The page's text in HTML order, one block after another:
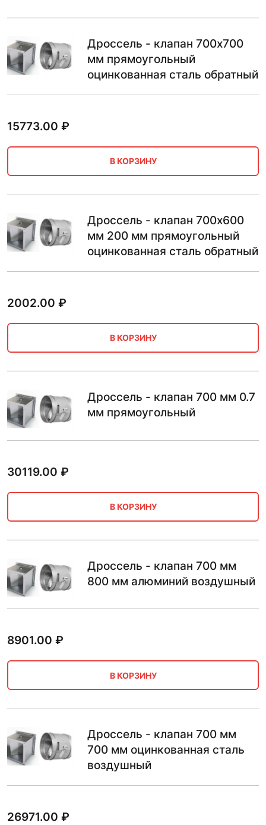
Дроссель - клапан 700х700
мм прямоугольный
оцинкованная сталь обратный
15773.00 ₽
В КОРЗИНУ
Дроссель - клапан 700х600
мм 200 мм прямоугольный
оцинкованная сталь обратный
2002.00 ₽
В КОРЗИНУ
Дроссель - клапан 700 мм 0.7
мм прямоугольный
30119.00 ₽
В КОРЗИНУ
Дроссель - клапан 700 мм
800 мм алюминий воздушный
8901.00 ₽
В КОРЗИНУ
Дроссель - клапан 700 мм
700 мм оцинкованная сталь
воздушный
26971.00 ₽